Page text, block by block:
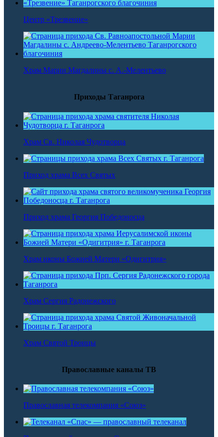
Центр «Трезвение»
Храм Марии Магдалины с. А.-Мелентьево
Приходы Таганрога
Храм Св. Николая Чудотворца
Приход храма Всех Святых
Приход храма Георгия Победоносца
Храм иконы Божией Матери «Одигитрия»
Храм Сергия Радонежского
Храм Святой Троицы
Православные каналы ТВ
Православная телекомпания «Союз»